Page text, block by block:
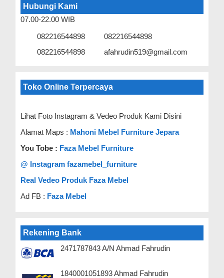
Hubungi Kami
07.00-22.00 WIB
082216544898
082216544898
082216544898
afahrudin519@gmail.com
Toko Online Terpercaya
Lihat Foto Instagram & Vedeo Produk Kami Disini
Alamat Maps : Mahoni Mebel Furniture Jepara
You Tobe : Faza Mebel Furniture
@ Instagram fazamebel_furniture
Real Vedeo Produk Faza Mebel
Ad FB : Faza Mebel
Rekening Bank
2471787843 A/N Ahmad Fahrudin
1840001051893 Ahmad Fahrudin